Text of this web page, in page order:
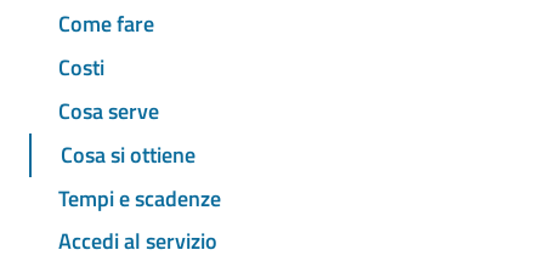
Come fare
Costi
Cosa serve
Cosa si ottiene
Tempi e scadenze
Accedi al servizio